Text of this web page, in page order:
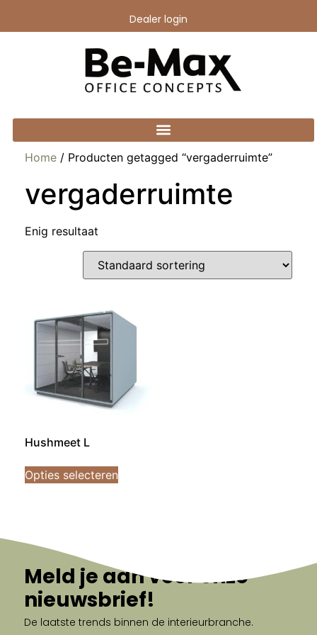
Dealer login
Home / Producten getagged “vergaderruimte”
vergaderruimte
Enig resultaat
Hushmeet L
Opties selecteren
Meld je aan voor onze
nieuwsbrief!
De laatste trends binnen de interieurbranche.